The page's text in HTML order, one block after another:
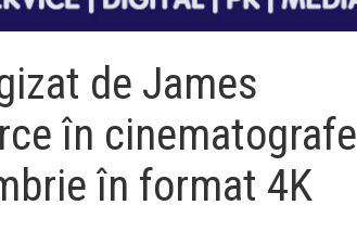
de James
în cinematografe
în format 4K